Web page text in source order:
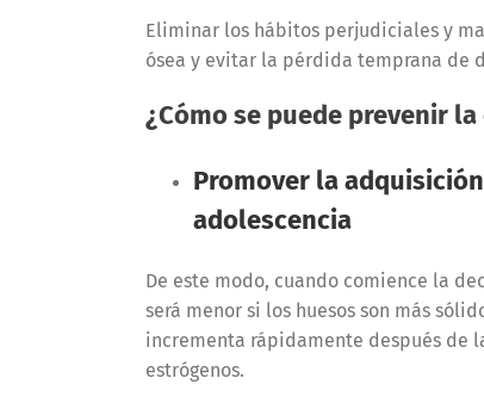
Eliminar los hábitos perjudiciales y
ósea y evitar la pérdida temprana de
¿Cómo se puede prevenir
Promover la
adolescencia
De este modo, cuando comience la
será menor si los huesos son más
incrementa rápidamente después de
estrógenos.